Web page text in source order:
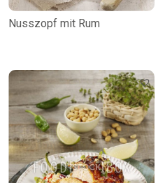
Nusszopf mit Rum